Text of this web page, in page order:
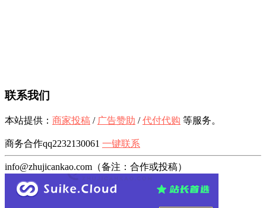
联系我们
本站提供： 商家投稿 / 广告赞助 /代付代购 等服务。
商务合作qq2232130061 一键联系
info@zhujicankao.com（备注：合作或投稿）